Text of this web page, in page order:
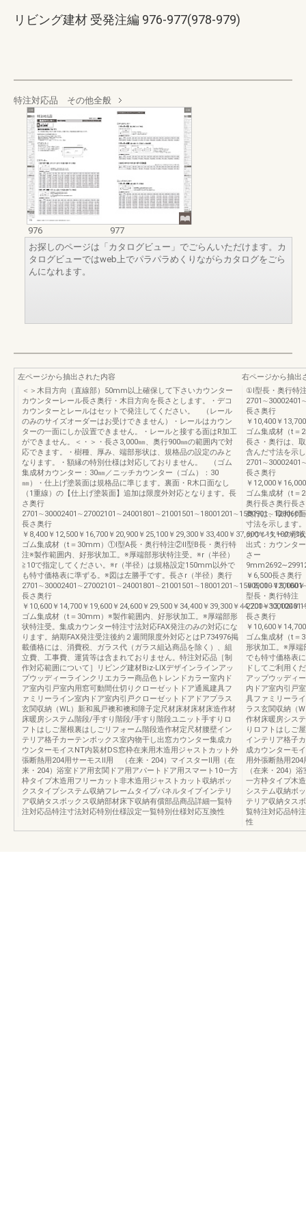
リビング建材 受発注編 976-977(978-979)
特注対応品 その他全般
976
977
お探しのページは「カタログビュー」でごらんいただけます。カ
タログビューではweb上でパラパラめくりながらカタログをごら
んになれます。
左ページから抽出された内容
＜＞木目方向（直線部）50mm以上確保して下さいカウンター
カウンターレール長さ奥行・木目方向を長さとします。・デコ
カウンターとレールはセットで発注してください。 （レール
のみのサイズオーダーはお受けできません）・レールはカウン
ターの一面にしか設置できません。・レールと接する面はR加工
ができません。＜・＞・長さ3,000㎜、奥行900㎜の範囲内で対
応できます。・樹種、厚み、端部形状は、規格品の設定のみと
なります。・額縁の特別仕様は対応しておりません。 （ゴム
集成材カウンター：30㎜／ニッチカウンター（ゴム）：30
㎜）・仕上げ塗装面は規格品に準じます。裏面・R木口面なし
（1重線）の【仕上げ塗装面】追加は限度外対応となります。長
さ奥行
長さ奥行
￥8,400￥12,500￥16,700￥20,900￥25,100￥29,300￥33,400￥37,600￥11,100￥
ゴム集成材（t＝30mm）①Ⅰ型A長・奥行特注②Ⅱ型B長・奥行特
注※製作範囲内、好形状加工。※厚端部形状特注受。※r（半径）
≧10で指定してください。※r（半径）は規格設定150mm以外で
も特寸価格表に準ずる。※図は左勝手です。長さr（半径）奥行
長さ奥行
￥10,600￥14,700￥19,600￥24,600￥29,500￥34,400￥39,300￥44,200￥13,100
ゴム集成材（t＝30mm）※製作範囲内、好形状加工。※厚端部形
状特注受。集成カウンター特注寸法対応FAX発注のみの対応にな
ります。納期FAX発注受注後約２週間限度外対応とはP.734976掲
載価格には、消費税、ガラス代（ガラス組込商品を除く）、組
立費、工事費、運賃等は含まれておりません。特注対応品［制
作対応範囲について］リビング建材Biz-LIXデザインラインアッ
プウッディーラインクリエカラー商品色トレンドカラー室内ド
ア室内引戸室内用窓可動間仕切りクローゼットドア通風建具フ
ァミリーライン室内ドア室内引戸クローゼットドアドアプラス
玄関収納（WL）新和風戸襖和襖和障子定尺材床材床材床造作材
床暖房システム階段/手すり階段/手すり階段ユニット手すりロ
フトはしご屋根裏はしごリフォーム階段造作材定尺材腰壁イン
テリア格子カーテンボックス室内物干し出窓カウンター集成カ
ウンターモイスNT内装材DS窓枠在来用木造用ジャストカット外
張断熱用204用サーモスⅡ用 （在来・204）マイスターⅡ用（在
来・204）浴室ドア用玄関ドア用アパートドア用スマート10一方
枠タイプ木造用フリーカット非木造用ジャストカット収納ボッ
クスタイプシステム収納フレームタイプパネルタイプインテリ
ア収納タスボックス収納部材床下収納有償部品商品詳細一覧特
注対応品特注寸法対応特別仕様設定一覧特別仕様対応互換性
右ページから抽出
①Ⅰ型長・奥行特
長さ奥行
￥10,400￥
ゴム集成材（t＝
長さ・奥行は、
含んだ寸法を示
長さ奥行
￥12,000￥
ゴム集成材（t＝
奥行長さ奥行長
奥行は、取付け
寸法を示します
カウンターの形
出式：カウンタ
さー
￥6,500長さ奥行
￥8,000￥9,100
型長・奥行特注
長さ奥行
￥10,600￥
ゴム集成材（t＝
形状加工。※厚
でも特寸価格表
ドしてご利用く
アップウッディ
内ドア室内引戸
具ファミリーラ
ラス玄関収納（
作材床暖房シス
りロフトはしご
インテリア格子
成カウンターモ
用外張断熱用
（在来・204）
一方枠タイプ木
システム収納ボ
テリア収納タス
覧特注対応品特
性